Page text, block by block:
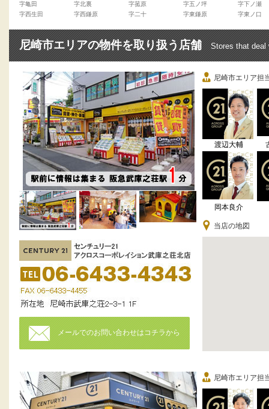
字亀田
字北裏 字菰原 字五ノ坪
字下ノ瀬
字西生田
字西鎌原 字二十 字東鎌原 字東ノ口
尼崎市エリアの物件を取り扱う店舗 Stores that deal
メールでのお問い合わせはコチラから
尼崎市エリア担
渡辺大輔
岡本良介
当店の地図
尼崎市エリア担